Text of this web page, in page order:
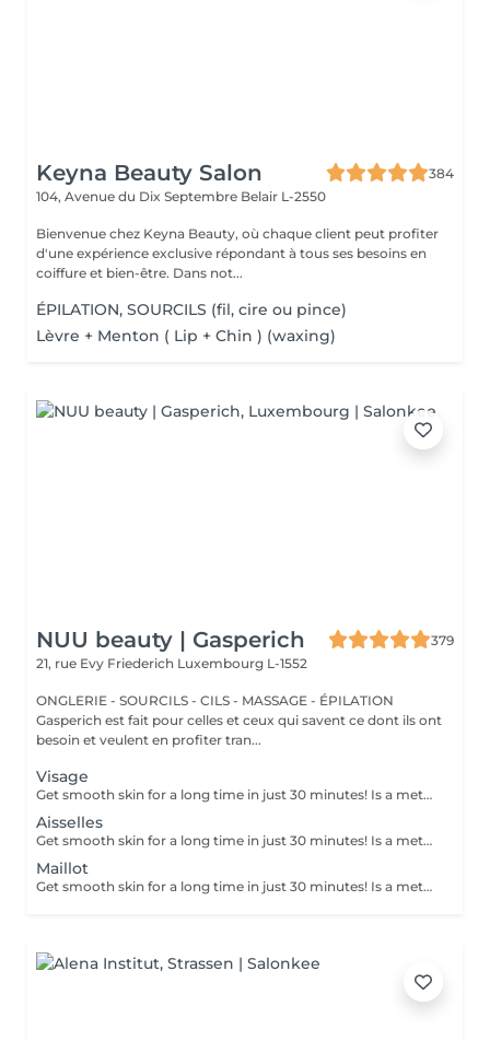
Keyna Beauty Salon
384
104, Avenue du Dix Septembre Belair L-2550
Bienvenue chez Keyna Beauty, où chaque client peut profiter
d'une expérience exclusive répondant à tous ses besoins en
coiffure et bien-être. Dans not...
ÉPILATION, SOURCILS (fil, cire ou pince)
Lèvre + Menton ( Lip + Chin ) (waxing)
NUU beauty | Gasperich
379
21, rue Evy Friederich Luxembourg L-1552
ONGLERIE - SOURCILS - CILS - MASSAGE - ÉPILATION
Gasperich est fait pour celles et ceux qui savent ce dont ils ont
besoin et veulent en profiter tran...
Visage
Get smooth skin for a long time in just 30 minutes! Is a method of hair removal when your hair is pulled out with warm wax with the hair follicle. How is wax epilation done? - preparation (the beautician applies a special antiseptic lotion to the skin) - wax is applied (the wax mixture is heated to a certain temperature, after which it is applied to the skin using a wooden stick) - depilation (after the wax hardens the beautician removes the wax strips with hair using sharp movements) - wax residue are removed (wax residues are cleaned off and aloe vera cream is applied) Age restrictions: recommended to do from 14 years. Post procedure recommendations: recommended to do not take hot bath, do not visit sauna, do not swim in the pool for 12 hours after the procedure - it can cause irritation. Frequency: once in 4 weeks.
Aisselles
Get smooth skin for a long time in just 30 minutes! Is a method of hair removal when your hair is pulled out with warm wax with the hair follicle. How is wax epilation done? - preparation (the beautician applies a special antiseptic lotion to the skin) - wax is applied (the wax mixture is heated to a certain temperature, after which it is applied to the skin using a wooden stick) - depilation (after the wax hardens the beautician removes the wax strips with hair using sharp movements) - wax residue are removed (wax residues are cleaned off and aloe vera cream is applied) Age restrictions: recommended to do from 14 years. Post procedure recommendations: recommended to do not take hot bath, do not visit sauna, do not swim in the pool for 12 hours after the procedure - it can cause irritation. Frequency: once in 4 weeks.
Maillot
Get smooth skin for a long time in just 30 minutes! Is a method of hair removal when your hair is pulled out with warm wax with the hair follicle. How is wax epilation done? - preparation (the beautician applies a special antiseptic lotion to the skin) - wax is applied (the wax mixture is heated to a certain temperature, after which it is applied to the skin using a wooden stick) - depilation (after the wax hardens the beautician removes the wax strips with hair using sharp movements) - wax residue are removed (wax residues are cleaned off and aloe vera cream is applied) Age restrictions: recommended to do from 14 years. Post procedure recommendations: recommended to do not take hot bath, do not visit sauna, do not swim in the pool for 12 hours after the procedure - it can cause irritation. Frequency: once in 4 weeks.